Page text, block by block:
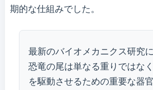
期的な仕組みでした。
最新のバイオメカニクス研究に
恐竜の尾は単なる重りではな
を駆動させるための重要な器